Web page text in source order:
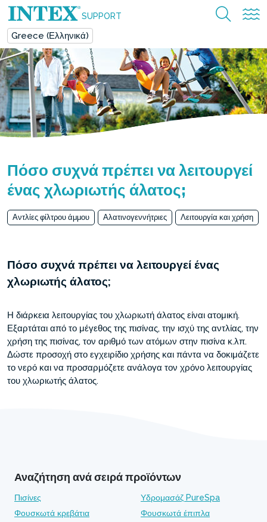
SUPPORT
Greece (Ελληνικά)
Πόσο συχνά πρέπει να λειτουργεί
ένας χλωριωτής άλατος;
Αντλίες φίλτρου άμμου Αλατινογεννήτριες Λειτουργία και χρήση
Πόσο συχνά πρέπει να λειτουργεί ένας
χλωριωτής άλατος;
Η διάρκεια λειτουργίας του χλωριωτή άλατος είναι ατομική.
Εξαρτάται από το μέγεθος της πισίνας, την ισχύ της αντλίας, την
χρήση της πισίνας, τον αριθμό των ατόμων στην πισίνα κ.λπ.
Δώστε προσοχή στο εγχειρίδιο χρήσης και πάντα να δοκιμάζετε
το νερό και να προσαρμόζετε ανάλογα τον χρόνο λειτουργίας
του χλωριωτής άλατος.
Αναζήτηση ανά σειρά προϊόντων
Πισίνες
Υδρομασάζ PureSpa
Φουσκωτά κρεβάτια
Φουσκωτά έπιπλα